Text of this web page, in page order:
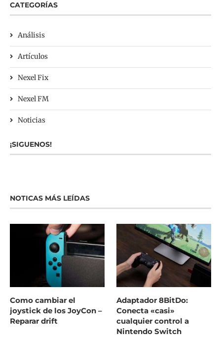
CATEGORÍAS
Análisis
Artículos
Nexel Fix
Nexel FM
Noticias
¡SIGUENOS!
NOTICAS MÁS LEÍDAS
Como cambiar el
joystick de los JoyCon –
Reparar drift
Adaptador 8BitDo:
Conecta «casi»
cualquier control a
Nintendo Switch